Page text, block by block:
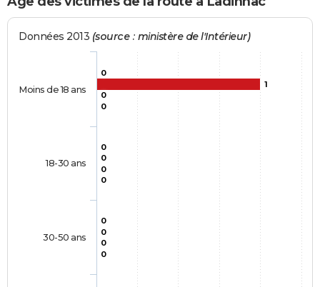
Données 2013 (source : ministère de l'Intérieur)
0
0
0
1
0
0
0
0
0
0
0
0
Moins de 18 ans
18-30 ans
30-50 ans